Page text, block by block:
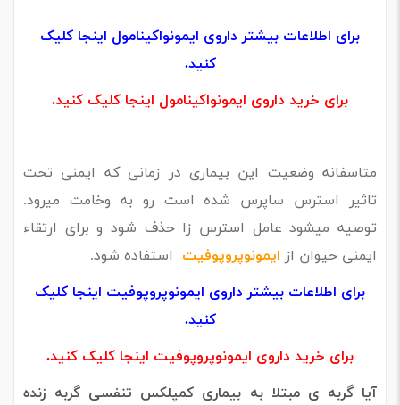
برای اطلاعات بیشتر داروی ایمونواکینامول اینجا کلیک
کنید.
برای خرید داروی ایمونواکینامول اینجا کلیک کنید.
متاسفانه وضعیت این بیماری در زمانی که ایمنی تحت
تاثیر استرس ساپرس شده است رو به وخامت میرود.
توصیه میشود عامل استرس زا حذف شود و برای ارتقاء
ایمنی حیوان از ایمونوپروپوفیت استفاده شود.
برای اطلاعات بیشتر داروی ایمونوپروپوفیت اینجا کلیک
کنید.
برای خرید داروی ایمونوپروپوفیت اینجا کلیک کنید.
آیا گربه ی مبتلا به بیماری کمپلکس تنفسی گربه زنده